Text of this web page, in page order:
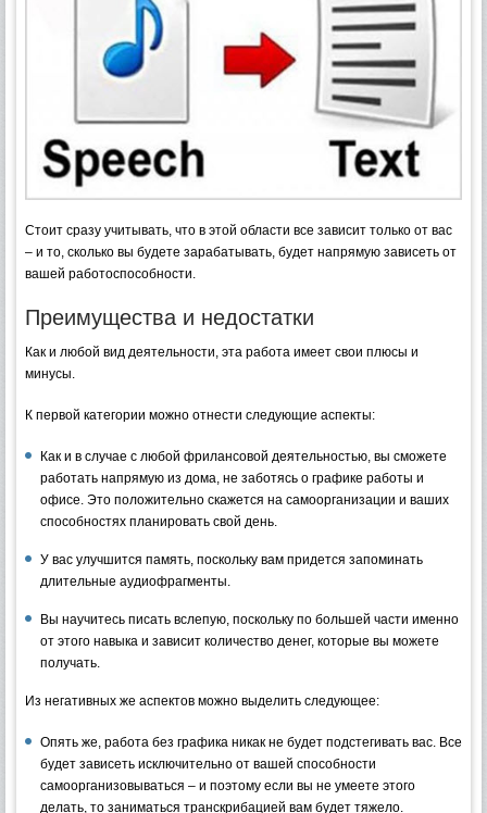
Стоит сразу учитывать, что в этой области все зависит только от вас
– и то, сколько вы будете зарабатывать, будет напрямую зависеть от
вашей работоспособности.
Преимущества и недостатки
Как и любой вид деятельности, эта работа имеет свои плюсы и
минусы.
К первой категории можно отнести следующие аспекты:
Как и в случае с любой фрилансовой деятельностью, вы сможете
работать напрямую из дома, не заботясь о графике работы и
офисе. Это положительно скажется на самоорганизации и ваших
способностях планировать свой день.
У вас улучшится память, поскольку вам придется запоминать
длительные аудиофрагменты.
Вы научитесь писать вслепую, поскольку по большей части именно
от этого навыка и зависит количество денег, которые вы можете
получать.
Из негативных же аспектов можно выделить следующее:
Опять же, работа без графика никак не будет подстегивать вас. Все
будет зависеть исключительно от вашей способности
самоорганизовываться – и поэтому если вы не умеете этого
делать, то заниматься транскрибацией вам будет тяжело.